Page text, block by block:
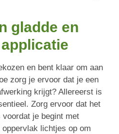
gladde en
en bent klaar om aan
zorg je ervoor dat je een
krijgt? Allereerst is
Zorg ervoor dat het
voordat je begint met
lichtjes op om